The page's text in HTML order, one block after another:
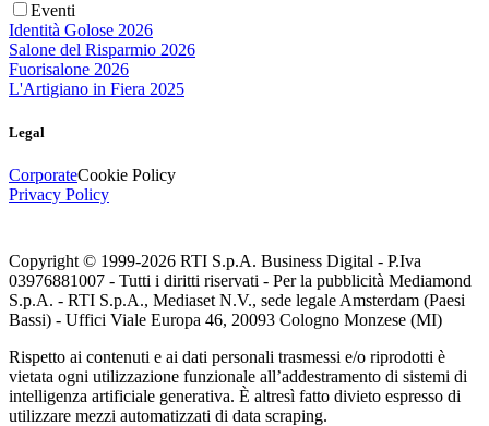
Eventi
Identità Golose 2026
Salone del Risparmio 2026
Fuorisalone 2026
L'Artigiano in Fiera 2025
Legal
CorporateCookie Policy
Privacy Policy
Copyright © 1999-2026 RTI S.p.A. Business Digital - P.Iva
03976881007 - Tutti i diritti riservati - Per la pubblicità Mediamond
S.p.A. - RTI S.p.A., Mediaset N.V., sede legale Amsterdam (Paesi
Bassi) - Uffici Viale Europa 46, 20093 Cologno Monzese (MI)
Rispetto ai contenuti e ai dati personali trasmessi e/o riprodotti è
vietata ogni utilizzazione funzionale all’addestramento di sistemi di
intelligenza artificiale generativa. È altresì fatto divieto espresso di
utilizzare mezzi automatizzati di data scraping.